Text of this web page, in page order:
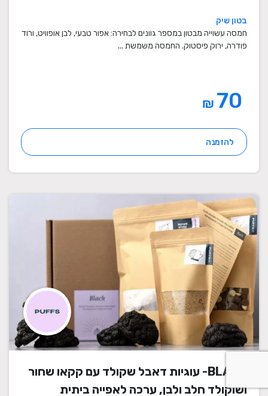
בטון שיק
חמסה עשוייה מבטון במספר גוונים לבחירה: אפור טבעי, לבן אופוויט, ורוד
פודרה, ירוק פיסטוק. החמסה משמשת ...
₪
להזמנה
BLACK- עוגיות דאבל שקולד עם קקאו שחור
ושוקולד חלב ולבן, ערכה לאפייה ביתית